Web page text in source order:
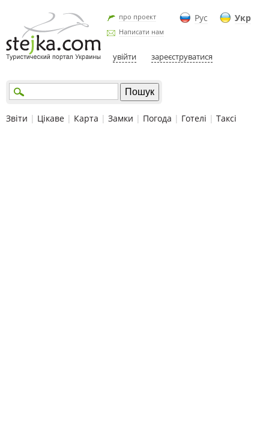
Рус Укр
про проект
Написати нам
увійти зареєструватися
Звіти | Цікаве | Карта | Замки | Погода | Готелі | Таксі